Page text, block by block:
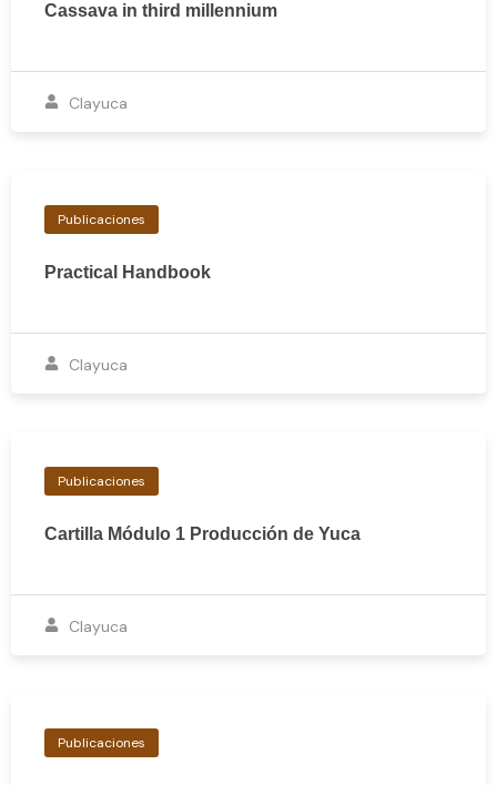
Cassava in third millennium
Clayuca
Publicaciones
Practical Handbook
Clayuca
Publicaciones
Cartilla Módulo 1 Producción de Yuca
Clayuca
Publicaciones